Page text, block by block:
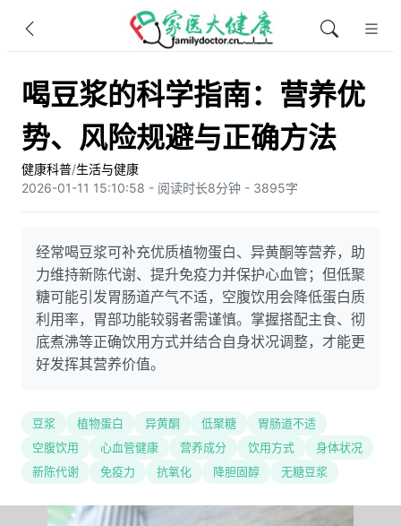
喝豆浆的科学指南：营养优
势、风险规避与正确方法
健康科普/生活与健康
2026-01-11 15:10:58 - 阅读时长8分钟 - 3895字
经常喝豆浆可补充优质植物蛋白、异黄酮等营养，助
力维持新陈代谢、提升免疫力并保护心血管；但低聚
糖可能引发胃肠道产气不适，空腹饮用会降低蛋白质
利用率，胃部功能较弱者需谨慎。掌握搭配主食、彻
底煮沸等正确饮用方式并结合自身状况调整，才能更
好发挥其营养价值。
豆浆 植物蛋白 异黄酮 低聚糖
胃肠道不适
空腹饮用
心血管健康 营养成分 饮用方式
身体状况
新陈代谢
免疫力 抗氧化 降胆固醇 无糖豆浆